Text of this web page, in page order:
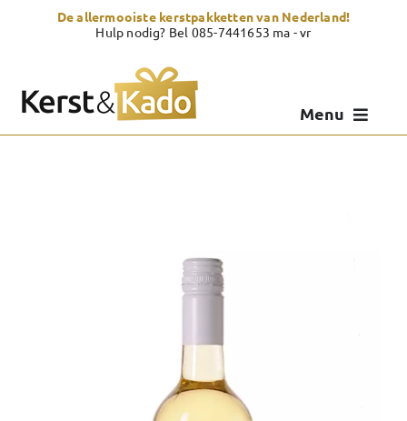
De allermooiste kerstpakketten van Nederland!
Hulp nodig? Bel 085-7441653 ma - vr
Menu